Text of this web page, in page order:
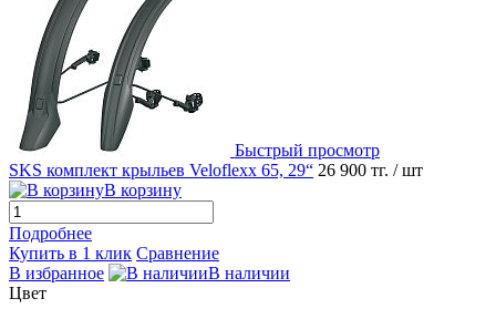
Быстрый просмотр
SKS комплект крыльев Veloflexx 65, 29“ 26 900 тг. / шт
В корзину
Подробнее
Купить в 1 клик Сравнение
В избранное
В наличии
Цвет